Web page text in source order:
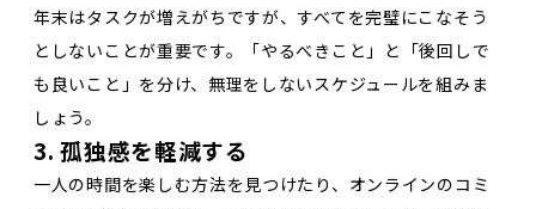
年末はタスクが増えがちですが、すべてを完璧にこなそう
としないことが重要です。「やるべきこと」と「後回しで
も良いこと」を分け、無理をしないスケジュールを組みま
しょう。
3. 孤独感を軽減する
一人の時間を楽しむ方法を見つけたり、オンラインのコミ